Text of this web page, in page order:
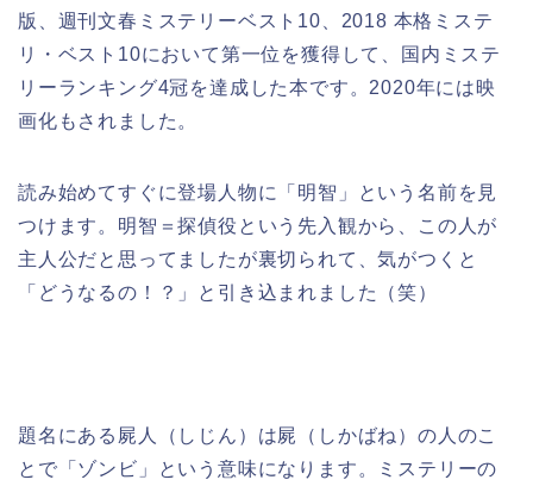
版、週刊文春ミステリーベスト10、2018 本格ミステ
リ・ベスト10において第一位を獲得して、国内ミステ
リーランキング4冠を達成した本です。2020年には映
画化もされました。
読み始めてすぐに登場人物に「明智」という名前を見
つけます。明智＝探偵役という先入観から、この人が
主人公だと思ってましたが裏切られて、気がつくと
「どうなるの！？」と引き込まれました（笑）
題名にある屍人（しじん）は屍（しかばね）の人のこ
とで「ゾンビ」という意味になります。ミステリーの